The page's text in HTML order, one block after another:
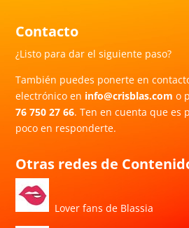
Contacto
¿Listo para dar el siguiente paso?
También puedes ponerte en
electrónico en info@crisblas.com o
76 750 27 66. Ten en cuenta que es
poco en responderte.
Otras redes de
Lover fans de Blassia